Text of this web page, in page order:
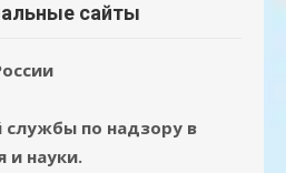
сайты
по надзору в
и науки.